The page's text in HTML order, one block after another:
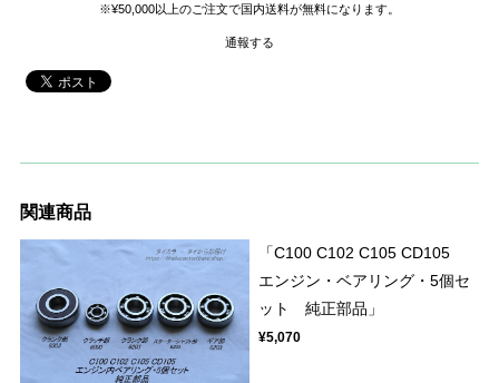
※¥50,000以上のご注文で国内送料が無料になります。
通報する
関連商品
「C100 C102 C105 CD105
エンジン・ベアリング・5個セ
ット 純正部品」
¥5,070